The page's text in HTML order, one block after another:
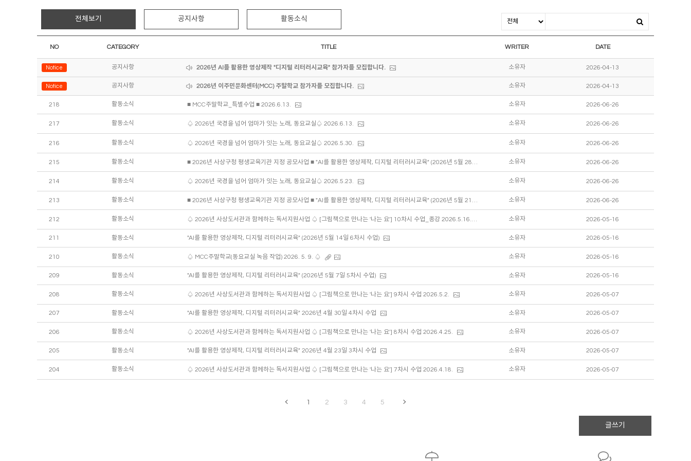
전체보기 공지사항 활동소식
NO CATEGORY TITLE WRITER DATE
Notice 공지사항 2026년 AI를 활용한 영상제작 "디지털 리터러시교육" 참가자를 모집합니다. 소유자 2026-04-13
Notice 공지사항 2026년 이주민문화센터(MCC) 주말학교 참가자를 모집합니다. 소유자 2026-04-13
218 활동소식 ■ MCC주말학교_특별수업 ■ 2026.6.13. 소유자 2026-06-26
217 활동소식 ♤ 2026년 국경을 넘어 엄마가 잇는 노래, 동요교실♤ 2026.6.13. 소유자 2026-06-26
216 활동소식 ♤ 2026년 국경을 넘어 엄마가 잇는 노래, 동요교실♤ 2026.5.30. 소유자 2026-06-26
215 활동소식 ■ 2026년 사상구청 평생교육기관 지정 공모사업 ■ "AI를 활용한 영상제작, 디지털 리터러시교육" (2026년 5월 28일 8차시 수업.종강) 소유자 2026-06-26
214 활동소식 ♤ 2026년 국경을 넘어 엄마가 잇는 노래, 동요교실♤ 2026.5.23. 소유자 2026-06-26
213 활동소식 ■ 2026년 사상구청 평생교육기관 지정 공모사업 ■ "AI를 활용한 영상제작, 디지털 리터러시교육" (2026년 5월 21일 7차시 수업) 소유자 2026-06-26
212 활동소식 ♤ 2026년 사상도서관과 함께하는 독서지원사업 ♤ [그림책으로 만나는 '나는 요'] 10차시 수업_종강 2026.5.16. 소유자 2026-05-16
211 활동소식 "AI를 활용한 영상제작, 디지털 리터러시교육" (2026년 5월 14일 6차시 수업) 소유자 2026-05-16
210 활동소식 ♤ MCC주말학교(동요교실 녹음 작업) 2026. 5. 9. ♤ 소유자 2026-05-16
209 활동소식 "AI를 활용한 영상제작, 디지털 리터러시교육" (2026년 5월 7일 5차시 수업) 소유자 2026-05-16
208 활동소식 ♤ 2026년 사상도서관과 함께하는 독서지원사업 ♤ [그림책으로 만나는 '나는 요'] 9차시 수업 2026.5.2. 소유자 2026-05-07
207 활동소식 "AI를 활용한 영상제작, 디지털 리터러시교육" 2026년 4월 30일 4차시 수업 소유자 2026-05-07
206 활동소식 ♤ 2026년 사상도서관과 함께하는 독서지원사업 ♤ [그림책으로 만나는 '나는 요'] 8차시 수업 2026.4.25. 소유자 2026-05-07
205 활동소식 "AI를 활용한 영상제작, 디지털 리터러시교육" 2026년 4월 23일 3차시 수업 소유자 2026-05-07
204 활동소식 ♤ 2026년 사상도서관과 함께하는 독서지원사업 ♤ [그림책으로 만나는 '나는 요'] 7차시 수업 2026.4.18. 소유자 2026-05-07
1 2 3 4 5
글쓰기